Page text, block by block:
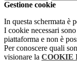
Gestione cookie
In questa schermata è
I cookie necessari
piattaforma e non è
Per conoscere quali
visionare la COOKIE